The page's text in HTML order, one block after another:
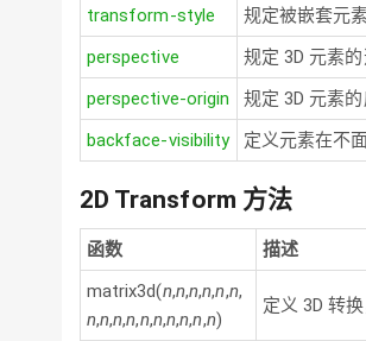
transform-style
规定被嵌套元
perspective
规定 3D 元素的
perspective-origin
规定 3D 元素的
backface-visibility
定义元素在不
2D Transform 方法
函数
描述
matrix3d(n,n,n,n,n,n,
n,n,n,n,n,n,n,n,n,n)
定义 3D 转